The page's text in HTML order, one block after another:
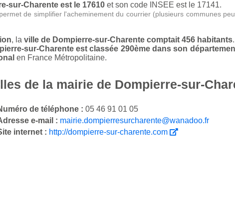
sur-Charente est le 17610 et son code INSEE est le 17141.
de simplifier l'acheminement du courrier (plusieurs communes
, la ville de Dompierre-sur-Charente comptait 456 habitants.
sur-Charente est classée 290ème dans son
en France Métropolitaine.
de la mairie de Dompierre-sur-
de téléphone : 05 46 91 01 05
e-mail : mairie.dompierresurcharente@wanadoo.fr
internet : http://dompierre-sur-charente.com